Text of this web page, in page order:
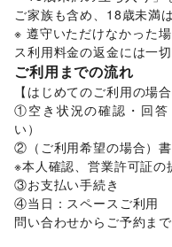
電気・ガス
ウォータ
ハウスクリーニング・
ギフト・プレゼント/資
住宅（購入・賃貸）
就職・転職・求人 /その
金融サービス
保険 /銀行/住宅ローン/
子育て・教育
ベビー用品/ランドセル/
子供向け教室・レッス
その他子育て・教育
美容・健康・医療
ジム・フィットネス /ダ
NPO・公共団体
地方公共団体・行政・
/NPO・ボランティア活
その他活動・個人
その他活動・個人
ご家族も含め、18歳未満
※ 遵守いただけなかった
ス利用料金の返金には一
ご利用までの流れ
【はじめてのご利用の場合
①空き状況の確認・回答
い）
②（ご利用希望の場合）
※本人確認、営業許可証の
③お支払い手続き
④当日：スペースご利用
問い合わせからご予約ま